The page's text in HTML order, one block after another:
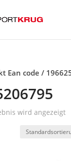
Ean code /
wird angezeigt